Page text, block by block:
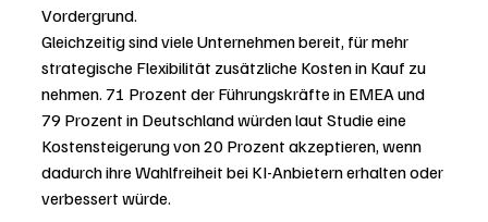
Vordergrund.
Gleichzeitig sind viele Unternehmen bereit, für mehr
strategische Flexibilität zusätzliche Kosten in Kauf zu
nehmen. 71 Prozent der Führungskräfte in EMEA und
79 Prozent in Deutschland würden laut Studie eine
Kostensteigerung von 20 Prozent akzeptieren, wenn
dadurch ihre Wahlfreiheit bei KI-Anbietern erhalten oder
verbessert würde.